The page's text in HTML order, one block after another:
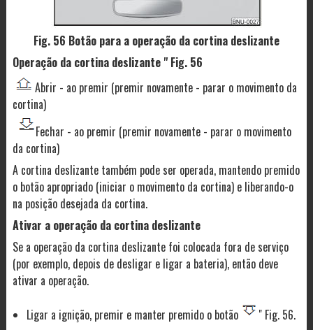
Fig. 56 Botão para a operação da cortina deslizante
Operação da cortina deslizante " Fig. 56
Abrir - ao premir (premir novamente - parar o movimento da
cortina)
Fechar - ao premir (premir novamente - parar o movimento
da cortina)
A cortina deslizante também pode ser operada, mantendo premido
o botão apropriado (iniciar o movimento da cortina) e liberando-o
na posição desejada da cortina.
Ativar a operação da cortina deslizante
Se a operação da cortina deslizante foi colocada fora de serviço
(por exemplo, depois de desligar e ligar a bateria), então deve
ativar a operação.
Ligar a ignição, premir e manter premido o botão
" Fig. 56.